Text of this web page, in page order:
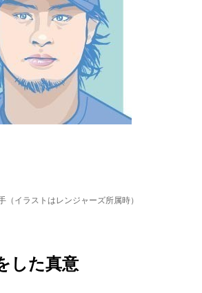
（イラストはレンジャーズ所属時）
した真意